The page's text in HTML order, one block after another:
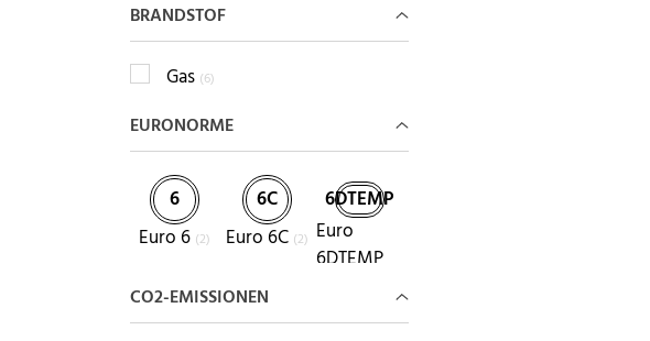
BRANDSTOF
Gas (6)
EURONORME
6
Euro 6 (2)
6C
Euro 6C (2)
6DTEMP
Euro
6DTEMP
CO2-EMISSIONEN